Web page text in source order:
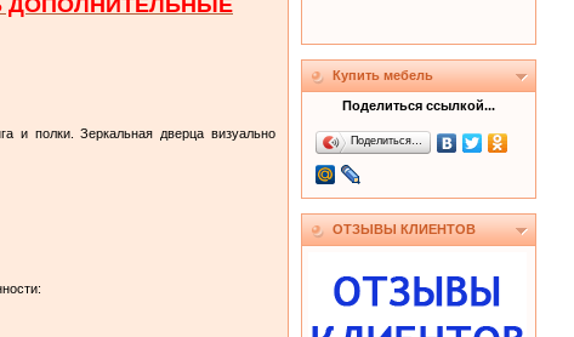
ДОПОЛНИТЕЛЬНЫЕ
и полки. Зеркальная дверца визуально
Купить мебель
Поделиться ссылкой...
Поделиться…
ОТЗЫВЫ КЛИЕНТОВ